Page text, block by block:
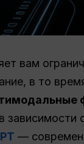
вам
в то
зависимости
—